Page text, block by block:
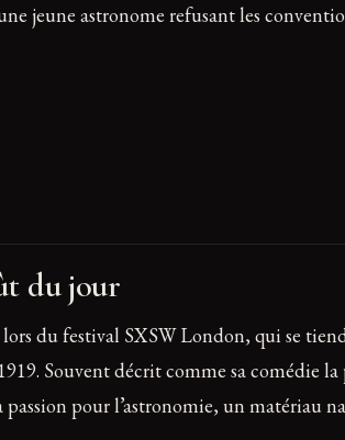
jeune astronome refusant les
du jour
du festival SXSW London, qui se
Souvent décrit comme sa comédie la
pour l’astronomie, un